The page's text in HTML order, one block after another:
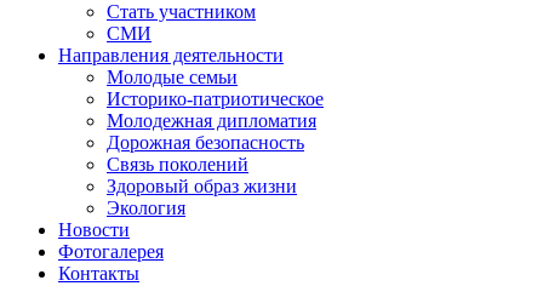
Стать участником
СМИ
Направления деятельности
Молодые семьи
Историко-патриотическое
Молодежная дипломатия
Дорожная безопасность
Связь поколений
Здоровый образ жизни
Экология
Новости
Фотогалерея
Контакты